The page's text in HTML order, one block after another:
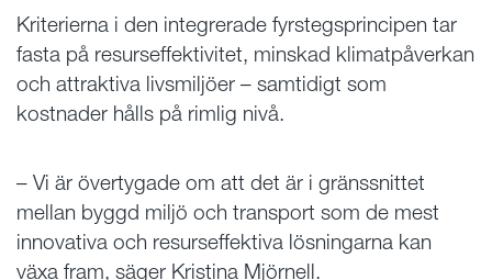
Kriterierna i den integrerade fyrstegsprincipen tar
fasta på resurseffektivitet, minskad klimatpåverkan
och attraktiva livsmiljöer – samtidigt som
kostnader hålls på rimlig nivå.
– Vi är övertygade om att det är i gränssnittet
mellan byggd miljö och transport som de mest
innovativa och resurseffektiva lösningarna kan
växa fram, säger Kristina Mjörnell.